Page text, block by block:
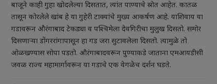
बाजूने काही गुहा खोदलेल्या दिसतात, त्यांत पाण्याचे स्रोत आहेत. कातळ
तासून कोरलेले खांब हे या गुहेरी टाक्यांचे मुख्य आकर्षण आहे. याशिवाय या
गडावरून औरंगाबाद टेकड्या व पश्‍चिमेला देवगिरीचा मुलुख दिसतो. समोर
दिसणाऱ्या डोंगररांगापासून हा गड जरा सुटावलेला दिसतो. त्यामुळे तो
ओळखण्यास सोपा पडतो. औरंगाबादवरून पुण्याकडे जाताना एमआयडीसी
जवळ राज्य महामार्गावरून या गडाचे एक वेगळेच दर्शन घडते.